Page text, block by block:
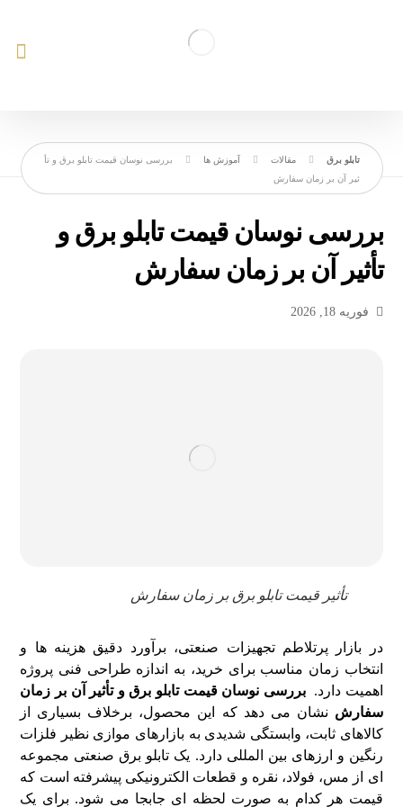
مقالات آموزش ها
بررسی نوسان قیمت تابلو برق و تأ
ثیر آن بر زمان سفارش
بررسی نوسان قیمت تابلو برق و
تأثیر آن بر زمان سفارش
فوریه 18, 2026
تأثیر قیمت تابلو برق بر زمان سفارش
در بازار پرتلاطم تجهیزات صنعتی، برآورد دقیق هزینه ها و
انتخاب زمان مناسب برای خرید، به اندازه طراحی فنی پروژه
اهمیت دارد.بررسی نوسان قیمت تابلو برق و تأثیر آن بر زمان
سفارش نشان می دهد که این محصول، برخلاف بسیاری از
کالاهای ثابت، وابستگی شدیدی به بازارهای موازی نظیر فلزات
رنگین و ارزهای بین المللی دارد. یک تابلو برق صنعتی مجموعه
ای از مس، فولاد، نقره و قطعات الکترونیکی پیشرفته است که
قیمت هر کدام به صورت لحظه ای جابجا می شود. برای یک